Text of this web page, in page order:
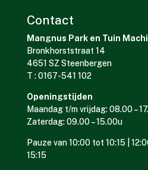
Contact
Mangnus Park en Tuin
Bronkhorststraat 14
4651 SZ Steenbergen
T : 0167-541 102
Openingstijden
Maandag t/m vrijdag: 08.00 –
Zaterdag: 09.00 – 15.00u
Pauze van 10:00 tot 10:15 |
15:15